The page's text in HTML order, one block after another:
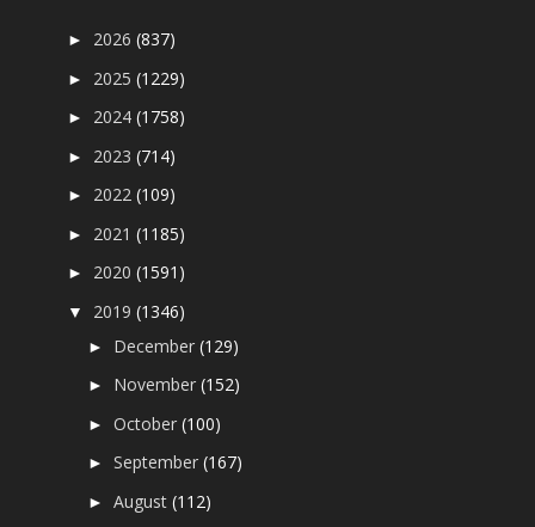
► 2026(837)
► 2025(1229)
► 2024(1758)
► 2023(714)
► 2022(109)
► 2021(1185)
► 2020(1591)
▼ 2019(1346)
► December(129)
► November(152)
►October(100)
►September(167)
►August(112)